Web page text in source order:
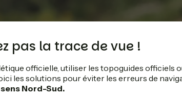
pas la trace de vue !
officielle, utiliser les topoguides officiels
les solutions pour éviter les erreurs de
Nord-Sud.